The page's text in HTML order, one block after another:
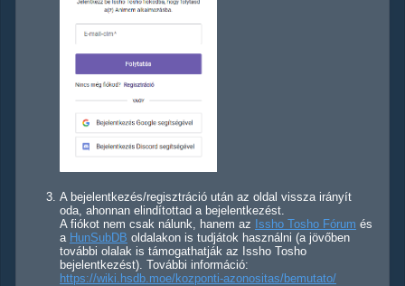
A bejelentkezés/regisztráció után az oldal vissza irányít
oda, ahonnan elindítottad a bejelentkezést.
A fiókot nem csak nálunk, hanem az Issho Tosho Fórum és
a HunSubDB oldalakon is tudjátok használni (a jövőben
további olalak is támogathatják az Issho Tosho
bejelentkezést). További információ:
https://wiki.hsdb.moe/kozponti-azonositas/bemutato/